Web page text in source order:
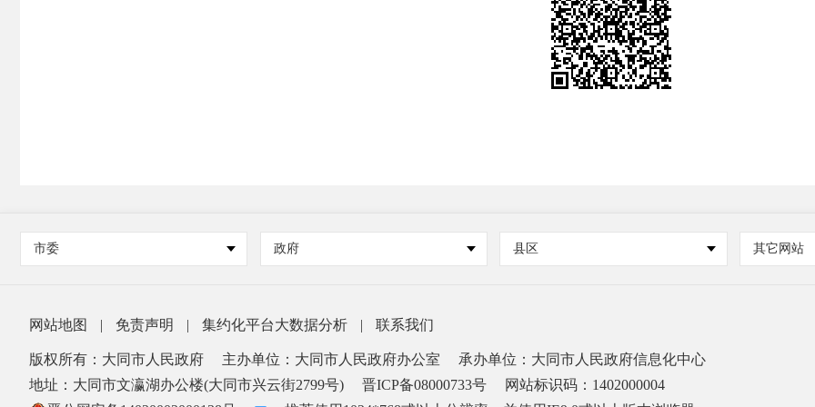
市委 政府 县区 其它网站
网站地图 | 免责声明 | 集约化平台大数据分析 | 联系我们
版权所有：大同市人民政府 主办单位：大同市人民政府办公室
承办单位：大同市人民政府信息化中心
地址：大同市文瀛湖办公楼(大同市兴云街2799号)
晋ICP备08000733号
网站标识码：1402000004